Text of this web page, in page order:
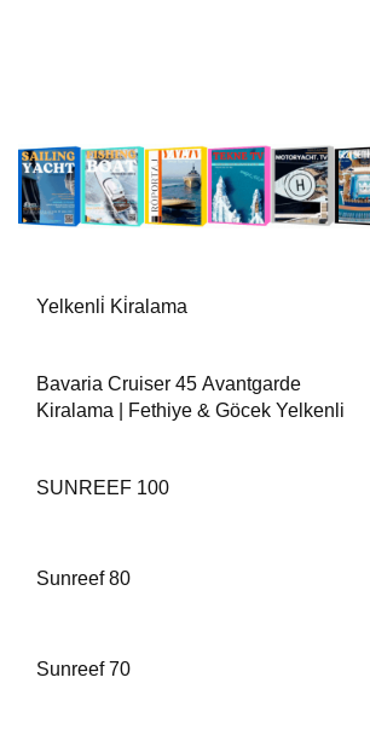
Yelkenli̇ Ki̇ralama
Bavaria Cruiser 45 Avantgarde
Kiralama | Fethiye & Göcek Yelkenli
SUNREEF 100
Sunreef 80
Sunreef 70